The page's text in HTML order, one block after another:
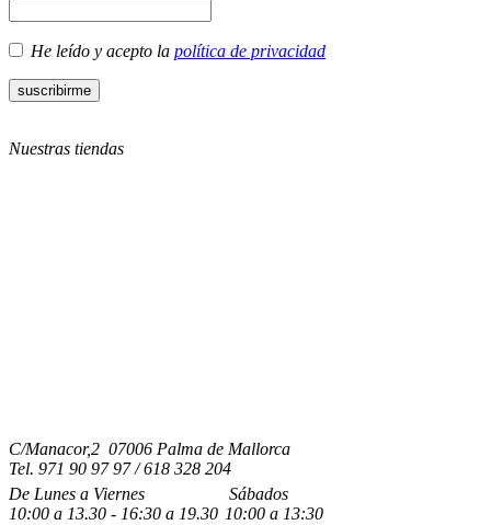
He leído y acepto la política de privacidad
Nuestras tiendas
C/Manacor,2 07006 Palma de Mallorca
Tel. 971 90 97 97 / 618 328 204
De Lunes a Viernes
10:00 a 13.30 - 16:30 a 19.30
Sábados
10:00 a 13:30